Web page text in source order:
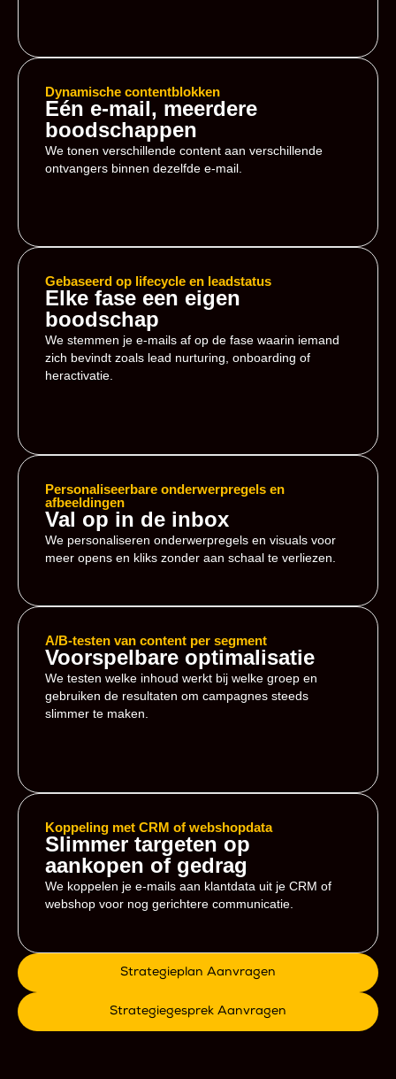
Dynamische contentblokken
Eén e-mail, meerdere
boodschappen
We tonen verschillende content aan verschillende
ontvangers binnen dezelfde e-mail.
Gebaseerd op lifecycle en leadstatus
Elke fase een eigen
boodschap
We stemmen je e-mails af op de fase waarin iemand
zich bevindt zoals lead nurturing, onboarding of
heractivatie.
Personaliseerbare onderwerpregels en
afbeeldingen
Val op in de inbox
We personaliseren onderwerpregels en visuals voor
meer opens en kliks zonder aan schaal te verliezen.
A/B-testen van content per segment
Voorspelbare optimalisatie
We testen welke inhoud werkt bij welke groep en
gebruiken de resultaten om campagnes steeds
slimmer te maken.
Koppeling met CRM of webshopdata
Slimmer targeten op
aankopen of gedrag
We koppelen je e-mails aan klantdata uit je CRM of
webshop voor nog gerichtere communicatie.
Strategieplan Aanvragen
Strategiegesprek Aanvragen